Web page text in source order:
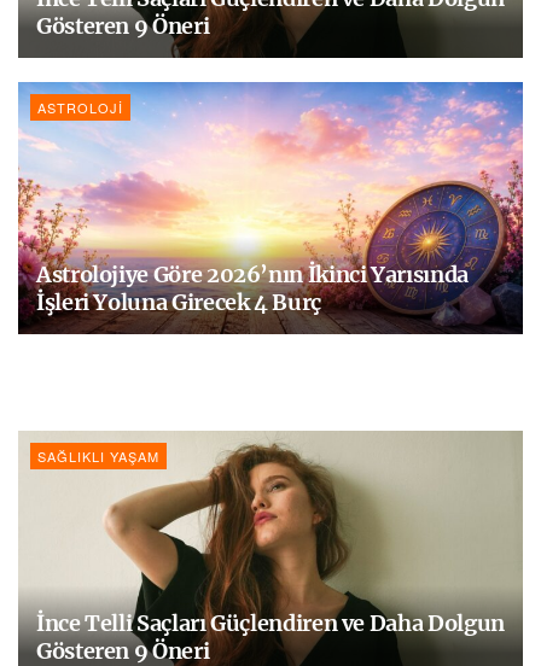
Gösteren 9 Öneri
ASTROLOJI
Astrolojiye Göre 2026’nın İkinci Yarısında
İşleri Yoluna Girecek 4 Burç
SAĞLIKLI YAŞAM
İnce Telli Saçları Güçlendiren ve Daha Dolgun
Gösteren 9 Öneri